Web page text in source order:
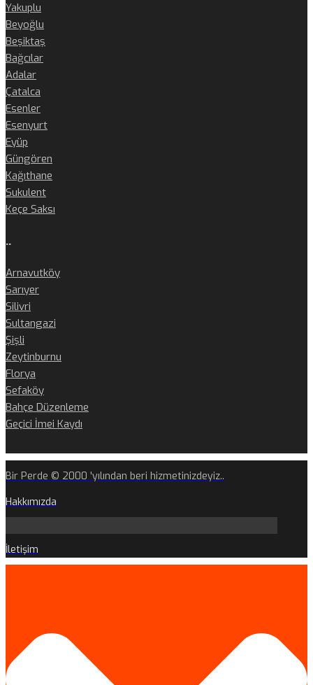
Yakuplu
Beyoğlu
Beşiktaş
Bağcılar
Adalar
Çatalca
Esenler
Esenyurt
Eyüp
Güngören
Kağıthane
Sukulent
Keçe Saksı
..
Arnavutköy
Sarıyer
Silivri
Sultangazi
Şişli
Zeytinburnu
Florya
Sefaköy
Bahçe Düzenleme
Geçici İmei Kaydı
Bir Perde © 2000 'yılından beri hizmetinizdeyiz..
Hakkımızda
İletişim